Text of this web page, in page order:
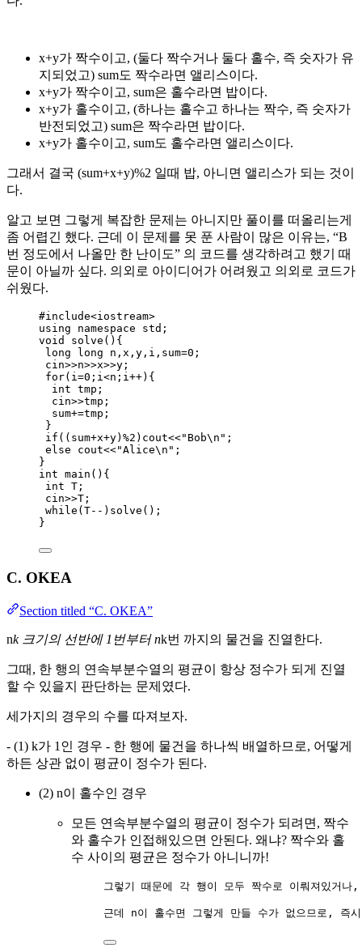
x+y가 짝수이고, (둘다 짝수거나 둘다 홀수, 즉 숫자가 유
지되었고) sum도 짝수라면 앨리스이다.
x+y가 짝수이고, sum은 홀수라면 밥이다.
x+y가 홀수이고, (하나는 홀수고 하나는 짝수, 즉 숫자가
반전되었고) sum은 짝수라면 밥이다.
x+y가 홀수이고, sum도 홀수라면 앨리스이다.
그래서 결국 (sum+x+y)%2 일때 밥, 아니면 앨리스가 되는 것이
다. ​
알고 보면 그렇게 복잡한 문제는 아니지만 풀이를 떠올리는게
좀 어렵긴 했다. 근데 이 문제를 못 푼 사람이 많은 이유는, “B
번 정도에서 나올만 한 난이도” 의 코드를 생각하려고 했기 때
문이 아닐까 싶다. 의외로 아이디어가 어려웠고 의외로 코드가
쉬웠다.
#include<iostream>
using namespace std;
void
solve (){
long
long n,x,y,i,sum=0 ;
cin>>n>>x>>y;
for(i=0 ;i<n;i++){
int tmp;
cin>>tmp;
sum+=tmp;
}
if ((sum+x+y) %2 )cout<<" Bob\n " ;
else cout<<"Alice\n " ;
}
int main (){
int T;
cin>>T;
while (T-- ) solve() ;
}
C. OKEA
Section titled “C. OKEA”
nk 크기의 선반에 1번부터 nk번 까지의 물건을 진열한다.
그때, 한 행의 연속부분수열의 평균이 항상 정수가 되게 진열
할 수 있을지 판단하는 문제였다.
세가지의 경우의 수를 따져보자.
​- (1) k가 1인 경우 - 한 행에 물건을 하나씩 배열하므로, 어떻게
하든 상관 없이 평균이 정수가 된다.
(2) n이 홀수인 경우
모든 연속부분수열의 평균이 정수가 되려면, 짝수
와 홀수가 인접해있으면 안된다. 왜냐? 짝수와 홀
수 사이의 평균은 정수가 아니니까!
그렇기 때문에 각 행이 모두 짝수로 이뤄져있거
근데 n이 홀수면 그렇게 만들 수가 없으므로, 즉